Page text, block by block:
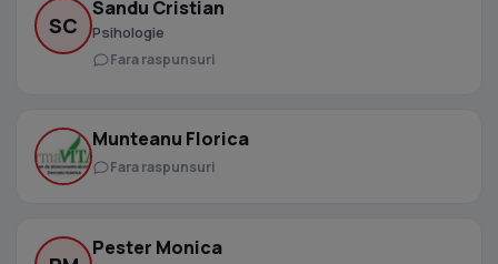
SC
Sandu Cristian
Psihologie
Fara raspunsuri
Munteanu Florica
Fara raspunsuri
Pester Monica